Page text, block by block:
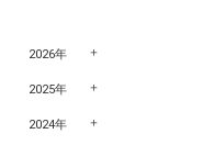
2026年
2025年
2024年